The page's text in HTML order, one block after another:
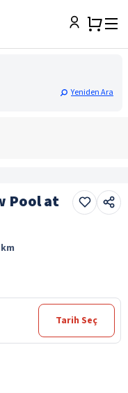
Yeniden Ara
Pool at
km
Tarih Seç